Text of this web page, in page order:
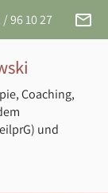
96 10 27 email
Coaching,
und